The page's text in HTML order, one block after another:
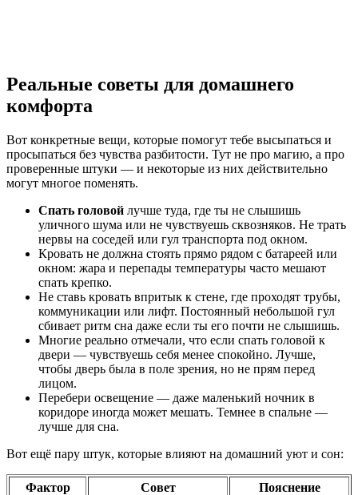
Реальные советы для домашнего
комфорта
Вот конкретные вещи, которые помогут тебе высыпаться и
просыпаться без чувства разбитости. Тут не про магию, а про
проверенные штуки — и некоторые из них действительно
могут многое поменять.
Спать головой лучше туда, где ты не слышишь
уличного шума или не чувствуешь сквозняков. Не трать
нервы на соседей или гул транспорта под окном.
Кровать не должна стоять прямо рядом с батареей или
окном: жара и перепады температуры часто мешают
спать крепко.
Не ставь кровать впритык к стене, где проходят трубы,
коммуникации или лифт. Постоянный небольшой гул
сбивает ритм сна даже если ты его почти не слышишь.
Многие реально отмечали, что если спать головой к
двери — чувствуешь себя менее спокойно. Лучше,
чтобы дверь была в поле зрения, но не прям перед
лицом.
Перебери освещение — даже маленький ночник в
коридоре иногда может мешать. Темнее в спальне —
лучше для сна.
Вот ещё пару штук, которые влияют на домашний уют и сон:
Фактор Совет Пояснение